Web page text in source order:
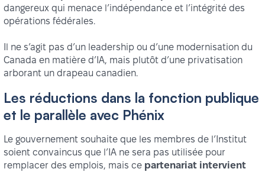
dangereux qui menace l’indépendance et l’intégrité des
opérations fédérales.
Il ne s’agit pas d’un leadership ou d’une modernisation du
Canada en matière d’IA, mais plutôt d’une privatisation
arborant un drapeau canadien.
Les réductions dans la fonction publique
et le parallèle avec Phénix
Le gouvernement souhaite que les membres de l’Institut
soient convaincus que l’IA ne sera pas utilisée pour
remplacer des emplois, mais ce partenariat intervient